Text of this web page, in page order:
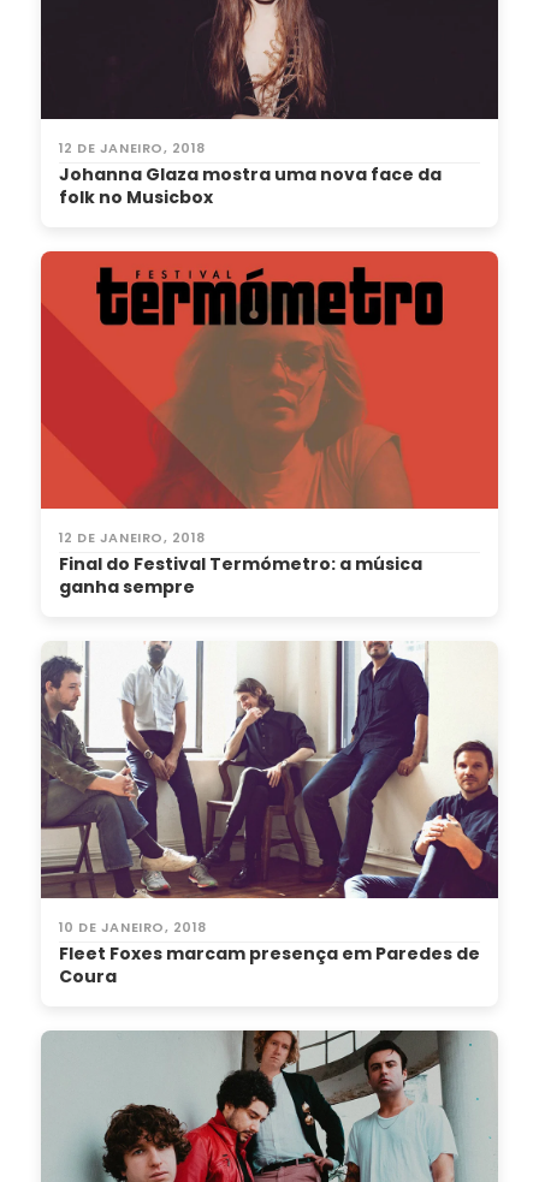
12 DE JANEIRO, 2018
Johanna Glaza mostra uma nova face da
folk no Musicbox
12 DE JANEIRO, 2018
Final do Festival Termómetro: a música
ganha sempre
10 DE JANEIRO, 2018
Fleet Foxes marcam presença em Paredes de
Coura